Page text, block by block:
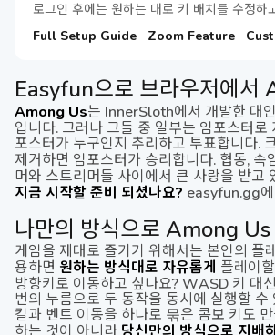
로그인 후에는 원하는 대로 키 배치를 수정
Full Setup Guide
Zoom Feature
Easyfun으로 브라우저에서
Among Us는 InnerSloth에서 개발한 대
입니다. 그러나 그들 중 일부는 임포스터
포스터가 누구인지 추리하고 투표합니다.
제거하면 임포스터가 승리합니다. 협동,
머와 스트리머들 사이에서 큰 사랑을 받고
지금 시작할 준비 되셨나요? easyfun.gg에
나만의 방식으로 Among Us
게임을 제대로 즐기기 위해서는 본인의 플
용하면 원하는 방식대로 자유롭게 플레이
방향키로 이동하고 싶나요? WASD 키 대
번의 누름으로 두 동작을 동시에 실행할 수
킬과 벤트 이동을 하나로 묶은 콤보 키도
하는 것이 아니라 당신만의 방식으로 지배